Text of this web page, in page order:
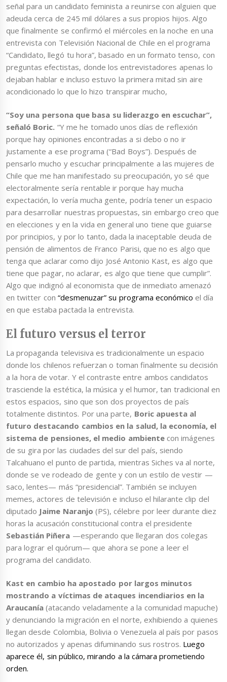
señal para un candidato feminista a reunirse con alguien que
adeuda cerca de 245 mil dólares a sus propios hijos. Algo
que finalmente se confirmó el miércoles en la noche en una
entrevista con Televisión Nacional de Chile en el programa
“Candidato, llegó tu hora”, basado en un formato tenso, con
preguntas efectistas, donde los entrevistadores apenas lo
dejaban hablar e incluso estuvo la primera mitad sin aire
acondicionado lo que lo hizo transpirar mucho,
“Soy una persona que basa su liderazgo en escuchar”,
señaló Boric. “Y me he tomado unos días de reflexión
porque hay opiniones encontradas a si debo o no ir
justamente a ese programa (“Bad Boys”). Después de
pensarlo mucho y escuchar principalmente a las mujeres de
Chile que me han manifestado su preocupación, yo sé que
electoralmente sería rentable ir porque hay mucha
expectación, lo vería mucha gente, podría tener un espacio
para desarrollar nuestras propuestas, sin embargo creo que
en elecciones y en la vida en general uno tiene que guiarse
por principios, y por lo tanto, dada la inaceptable deuda de
pensión de alimentos de Franco Parisi, que no es algo que
tenga que aclarar como dijo José Antonio Kast, es algo que
tiene que pagar, no aclarar, es algo que tiene que cumplir”.
Algo que indignó al economista que de inmediato amenazó
en twitter con “desmenuzar” su programa económico el día
en que estaba pactada la entrevista.
El futuro versus el terror
La propaganda televisiva es tradicionalmente un espacio
donde los chilenos refuerzan o toman finalmente su decisión
a la hora de votar. Y el contraste entre ambos candidatos
trasciende la estética, la música y el humor, tan tradicional en
estos espacios, sino que son dos proyectos de país
totalmente distintos. Por una parte, Boric apuesta al
futuro destacando cambios en la salud, la economía, el
sistema de pensiones, el medio ambientecon imágenes
de su gira por las ciudades del sur del país, siendo
Talcahuano el punto de partida, mientras Siches va al norte,
donde se ve rodeado de gente y con un estilo de vestir —
saco, lentes— más “presidencial”. También se incluyen
memes, actores de televisión e incluso el hilarante clip del
diputado Jaime Naranjo (PS), célebre por leer durante diez
horas la acusación constitucional contra el presidente
Sebastián Piñera —esperando que llegaran dos colegas
para lograr el quórum— que ahora se pone a leer el
programa del candidato.
Kast en cambio ha apostado por largos minutos
mostrando a víctimas de ataques incendiarios en la
Araucanía (atacando veladamente a la comunidad mapuche)
y denunciando la migración en el norte, exhibiendo a quienes
llegan desde Colombia, Bolivia o Venezuela al país por pasos
no autorizados y apenas difuminando sus rostros. Luego
aparece él, sin público, mirando a la cámara prometiendo
orden.